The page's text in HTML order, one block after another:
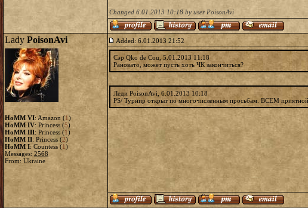
Changed 6.01.2013 10:18 by user PoisonAvi
Lady PoisonAvi
HoMM VI: Amazon (1)
HoMM IV: Princess (5)
HoMM III: Princess (1)
HoMM II: Princess (2)
HoMM I: Countess (1)
Messages: 2568
From: Ukraine
Added: 6.01.2013 21:52
Сэр Qko de Cou, 5.01.2013 11:18
Рановато, может пусть хоть ЧК закончиться?
Леди PoisonAvi, 6.01.2013 10:18
PS/ Турнир открыт по многочисленным просьбам. ВСЕМ